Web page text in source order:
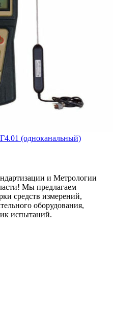
(одноканальный)
и Метрологии
Мы предлагаем
средств измерений,
оборудования,
испытаний.